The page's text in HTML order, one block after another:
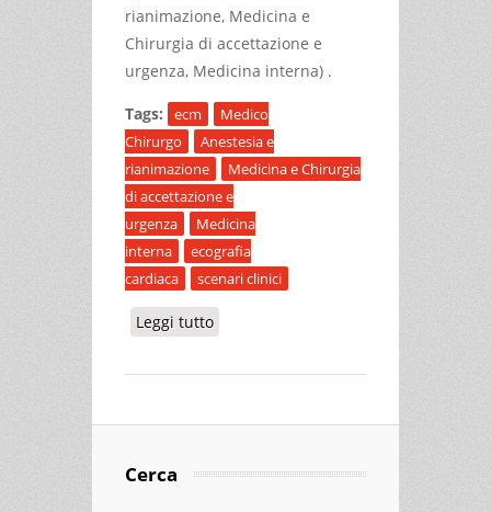
rianimazione, Medicina e
Chirurgia di accettazione e
urgenza, Medicina interna) .
Tags: ecm
Medico
Chirurgo
Anestesia e
rianimazione
Medicina e Chirurgia
di accettazione e
urgenza
Medicina
interna
ecografia
cardiaca
scenari clinici
Leggi tutto
Cerca